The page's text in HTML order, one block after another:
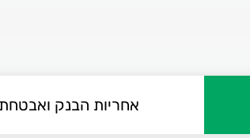
אחריות הבנק